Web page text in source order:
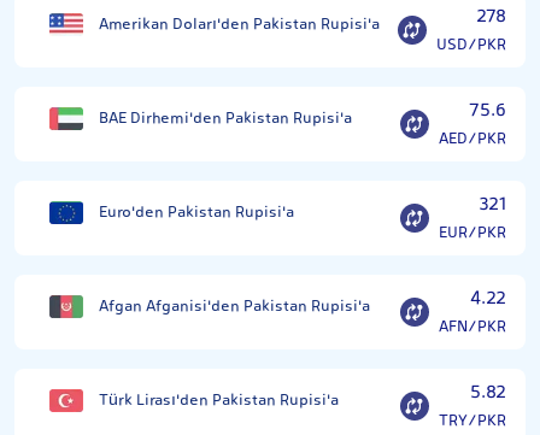
Amerikan Doları'den Pakistan Rupisi'a 278
USD/PKR
BAE Dirhemi'den Pakistan Rupisi'a 75.6
AED/PKR
Euro'den Pakistan Rupisi'a 321
EUR/PKR
Afgan Afganisi'den Pakistan Rupisi'a 4.22
AFN/PKR
Türk Lirası'den Pakistan Rupisi'a 5.82
TRY/PKR